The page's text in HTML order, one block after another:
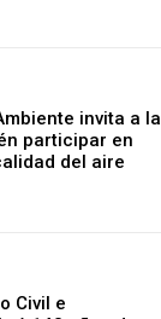
invita a la
participar en
del aire
Civil e